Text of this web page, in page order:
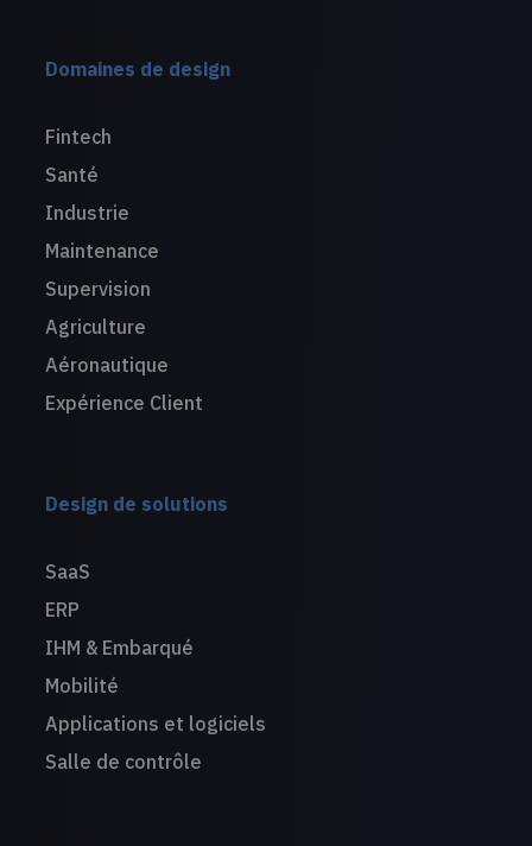
Domaines de design
Fintech
Santé
Industrie
Maintenance
Supervision
Agriculture
Aéronautique
Expérience Client
Design de solutions
SaaS
ERP
IHM & Embarqué
Mobilité
Applications et logiciels
Salle de contrôle